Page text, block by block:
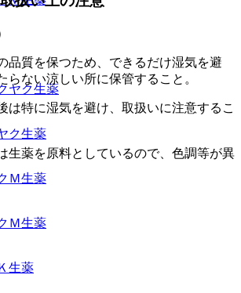
ヤク生薬
ク生薬
Ｍ生薬
Ｍ生薬
生薬
質を保つため、できるだけ湿気を避
らない涼しい所に保管すること。
特に湿気を避け、取扱いに注意するこ
薬を原料としているので、色調等が異